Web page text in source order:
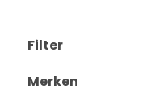
Filter
Merken